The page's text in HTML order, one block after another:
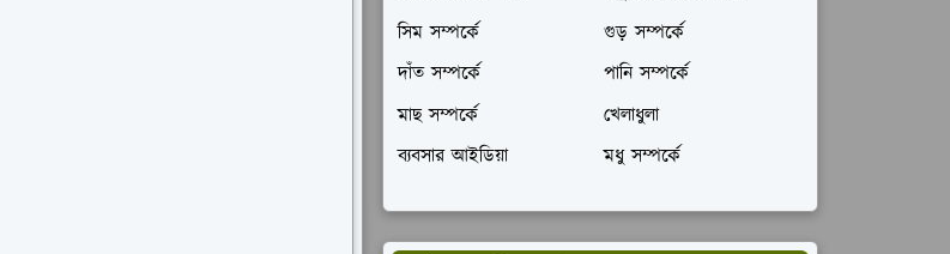
সিম সম্পর্কে
গুড় সম্পর্কে
দাঁত সম্পর্কে
পানি সম্পর্কে
মাছ সম্পর্কে
খেলাধুলা
ব্যবসার আইডিয়া
মধু সম্পর্কে